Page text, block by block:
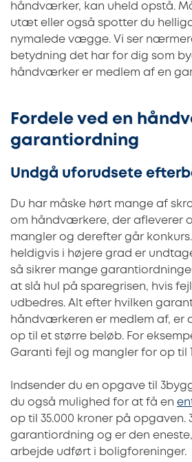
håndværker, kan uheld opstå.
utæt eller også spotter du
nymalede vægge. Vi ser
betydning det har for dig som
håndværker er medlem af en
Fordele ved en
garantiordning
Undgå uforudsete
Du har måske hørt mange af
om håndværkere, der afleverer
mangler og derefter går
heldigvis i højere grad er
så sikrer mange
at slå hul på sparegrisen, hvis
udbedres. Alt efter hvilken
håndværkeren er medlem af, er
op til et større beløb. For
Garanti fejl og mangler for op til
Indsender du en opgave til
du også mulighed for at få en
op til 35.000 kroner på opgaven.
garantiordning og er den
arbejde udført i boligforeninger.